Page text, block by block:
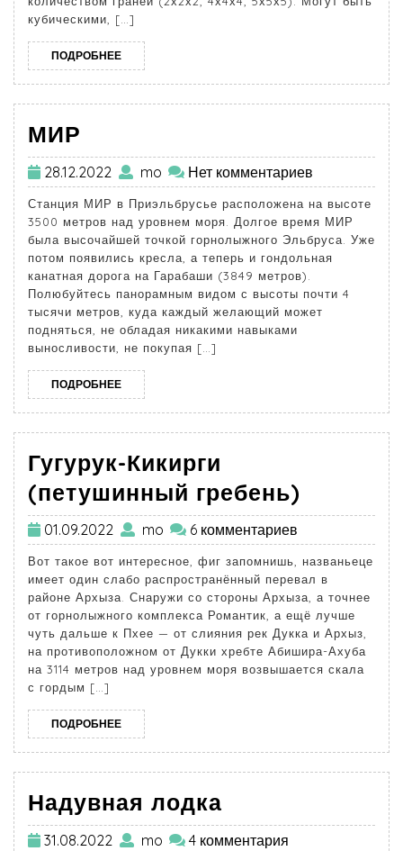
кубическими, […]
ПОДРОБНЕЕ
МИР
28.12.2022 mo Нет комментариев
Станция МИР в Приэльбрусье расположена на высоте
3500 метров над уровнем моря. Долгое время МИР
была высочайшей точкой горнолыжного Эльбруса. Уже
потом появились кресла, а теперь и гондольная
канатная дорога на Гарабаши (3849 метров).
Полюбуйтесь панорамным видом с высоты почти 4
тысячи метров, куда каждый желающий может
подняться, не обладая никакими навыками
выносливости, не покупая […]
ПОДРОБНЕЕ
Гугурук-Кикирги
(петушинный гребень)
01.09.2022 mo 6 комментариев
Вот такое вот интересное, фиг запомнишь, названьеце
имеет один слабо распространённый перевал в
районе Архыза. Снаружи со стороны Архыза, а точнее
от горнолыжного комплекса Романтик, а ещё лучше
чуть дальше к Пхее — от слияния рек Дукка и Архыз,
на противоположном от Дукки хребте Абишира-Ахуба
на 3114 метров над уровнем моря возвышается скала
с гордым […]
ПОДРОБНЕЕ
Надувная лодка
31.08.2022 mo 4 комментария